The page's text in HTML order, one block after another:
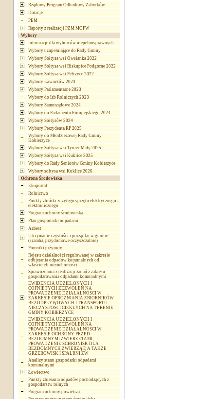
Rządowy Program Odbudowy Zabytków
Dotacje
PEM
Raporty z realizacji PZM MOFW
Wybory
Informacje dla wyborców niepełnosprawnych
Wybory uzupełniające do Rady Gminy
Wybory Sołtysa wsi Owsianka 2022
Wybory Sołtysa wsi Biskupice Podgórne 2022
Wybory Sołtysa wsi Pełczyce 2022
Wybory Ławników 2023
Wybory Parlamentarne 2023
Wybory do Izb Rolniczych 2023
Wybory Samorządowe 2024
Wybory do Parlamentu Europejskiego 2024
Wybory Sołtysów 2024
Wybory Prezydenta RP 2025
Wybory do Młodzieżowej Rady Gminy
Kobierzyce
Wybory Sołtysa wsi Tyniec Mały 2025
Wybory Sołtysa wsi Kuklice 2025
Wybory do Rady Seniorów Gminy Kobierzyce
Wybory sołtysa wsi Kuklice 2026
Ochrona Środowiska
Ekoportal
Rolnictwo
Punkty zbiórki zużytego sprzętu elektrycznego i
elektronicznego
Program ochrony środowiska
Plan gospodarki odpadami
Azbest
Utrzymanie czystości i porządku w gminie
(szamba, przydomowe oczyszczalnie)
Pomniki przyrody
Rejestr działalności regulowanej w zakresie
odbierania odpadów komunalnych od
właścicieli nieruchomości
Sprawozdania z realizacji zadań z zakresu
gospodarowania odpadami komunalnymi
EWIDENCJA UDZIELONYCH I
COFNIETYCH ZEZWOLEŃ NA
PROWADZENIE DZIAŁALNOSCI W
ZAKRESIE OPRÓŻNIANIA ZBIORNIKÓW
BEZODPŁYWOWYCH I TRANSPORTU
NIECZYSTOŚCI CIEKŁYCH NA TERENIE
GMINY KOBIERZYCE
EWIDENCJA UDZIELONYCH I
COFNIETYCH ZEZWOLEŃ NA
PROWADZENIE DZIAŁALNOSCI W
ZAKRESIE OCHRONY PRZED
BEZDOMNYMI ZWIERZĘTAMI,
PROWADZENIE SCHRONISK DLA
BEZDOMNYCH ZWIERZĄT, A TAKŻE
GRZEBOWISK I SPALRNI ZW
Analizy stanu gospodarki odpadami
komunalnymi
Łowiectwo
Punkty zbierania odpadów pochodzących z
gospodarstw rolnych
Program ochrony powietrza